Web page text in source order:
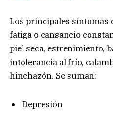
Los principales síntomas
fatiga o cansancio
piel seca, estreñimiento,
intolerancia al frío,
hinchazón. Se suman:
Depresión